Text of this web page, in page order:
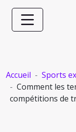
Accueil
Sports
Comment les
compétitions de